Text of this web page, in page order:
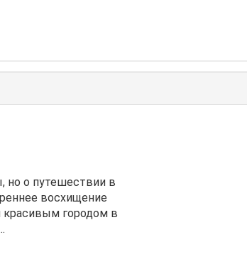
но о путешествии в
восхищение
городом в